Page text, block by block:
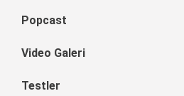
Popcast
Video Galeri
Testler